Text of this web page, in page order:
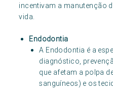
incentivam a manutenção
vida.
Endodontia
A Endodontia é a
diagnóstico,
que afetam a polpa
sanguíneos) e os